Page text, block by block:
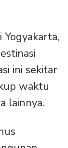
ini sekitar
waktu
lainnya.